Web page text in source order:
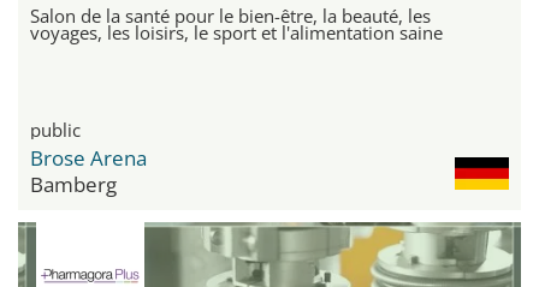
Salon de la santé pour le bien-être, la beauté, les
voyages, les loisirs, le sport et l'alimentation saine
public
Brose Arena
Bamberg